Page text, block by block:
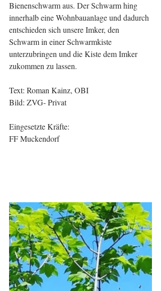
Bienenschwarm aus. Der Schwarm hing
innerhalb eine Wohnbauanlage und dadurch
entschieden sich unsere Imker, den
Schwarm in einer Schwarmkiste
unterzubringen und die Kiste dem Imker
zukommen zu lassen.
Text: Roman Kainz, OBI
Bild: ZVG- Privat
Eingesetzte Kräfte:
FF Muckendorf